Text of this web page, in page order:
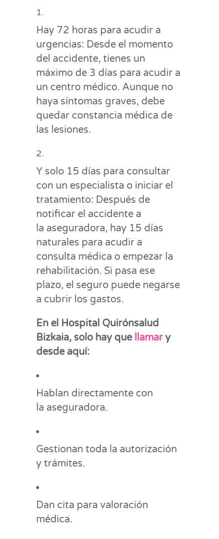
Hay 72 horas para acudir a
urgencias: Desde el momento
del accidente, tienes un
máximo de 3 días para acudir a
un centro médico. Aunque no
haya síntomas graves, debe
quedar constancia médica de
las lesiones.
Y solo 15 días para consultar
con un especialista o iniciar el
tratamiento: Después de
notificar el accidente a
la aseguradora, hay 15 días
naturales para acudir a
consulta médica o empezar la
rehabilitación. Si pasa ese
plazo, el seguro puede negarse
a cubrir los gastos.
En el Hospital Quirónsalud
Bizkaia, solo hay que llamary
desde aquí:
Hablan directamente con
la aseguradora.
Gestionan toda la autorización
y trámites.
Dan cita para valoración
médica.